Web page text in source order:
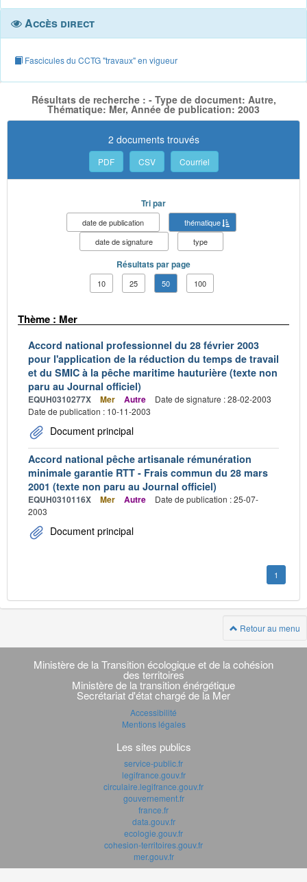
Accès direct
Fascicules du CCTG "travaux" en vigueur
Résultats de recherche : - Type de document: Autre,
Thématique: Mer, Année de publication: 2003
2 documents trouvés
PDF CSV Courriel
Tri par
date de publication
thématique
date de signature
type
Résultats par page
10 25 50 100
Thème : Mer
Accord national professionnel du 28 février 2003
pour l'application de la réduction du temps de travail
et du SMIC à la pêche maritime hauturière (texte non
paru au Journal officiel)
EQUH0310277X Mer Autre
Date de signature : 28-02-2003
Date de publication : 10-11-2003
Document principal
Accord national pêche artisanale rémunération
minimale garantie RTT - Frais commun du 28 mars
2001 (texte non paru au Journal officiel)
EQUH0310116X Mer Autre
Date de publication : 25-07-
2003
Document principal
1
Retour au menu
Navigation
transverse
Ministère de la Transition écologique et de la cohésion
des territoires
Ministère de la transition énérgétique
Secrétariat d'état chargé de la Mer
Accessibilité
Mentions légales
Les sites publics
service-public.fr
legifrance.gouv.fr
circulaire.legifrance.gouv.fr
gouvernement.fr
france.fr
data.gouv.fr
ecologie.gouv.fr
cohesion-territoires.gouv.fr
mer.gouv.fr